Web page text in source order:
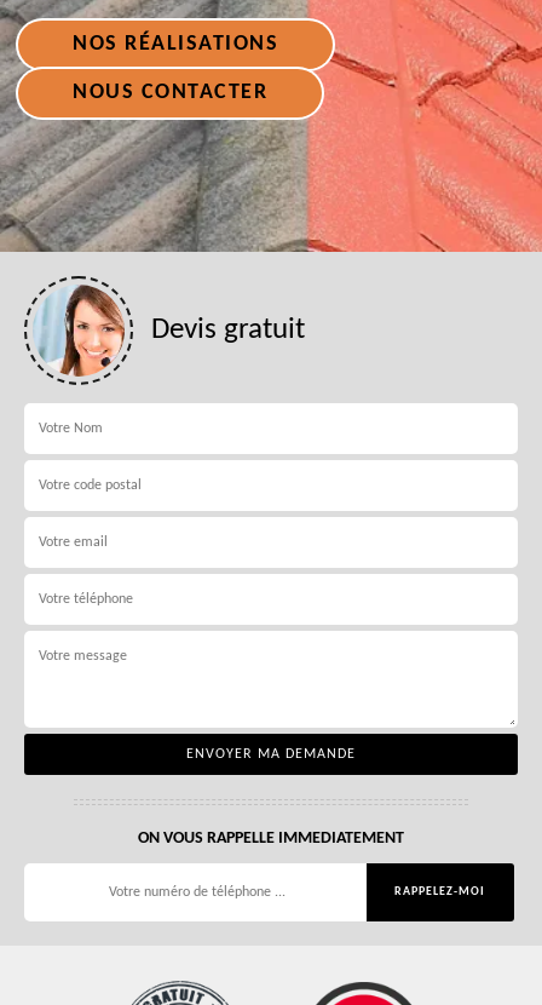
NOS RÉALISATIONS
NOUS CONTACTER
Devis gratuit
ON VOUS RAPPELLE IMMEDIATEMENT